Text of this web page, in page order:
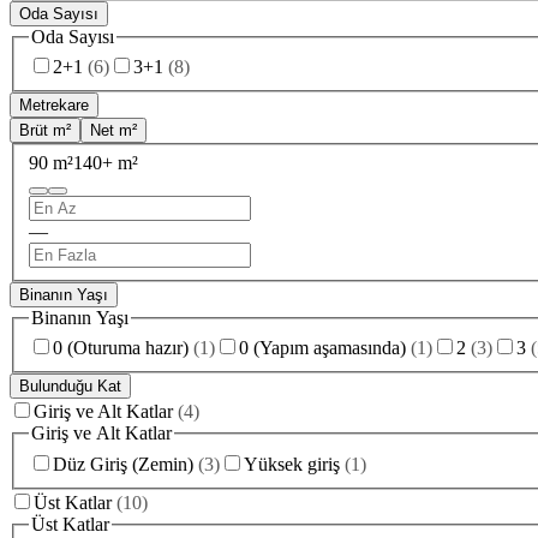
Oda Sayısı
Oda Sayısı
2+1 (6) 3+1 (8)
Metrekare
Brüt m²
Net m²
90 m²140+ m²
—
Binanın Yaşı
Binanın Yaşı
0 (Oturuma hazır) (1) 0 (Yapım aşamasında) (1) 2 (3) 3 (
Bulunduğu Kat
Giriş ve Alt Katlar (4)
Giriş ve Alt Katlar
Düz Giriş (Zemin) (3) Yüksek giriş (1)
Üst Katlar (10)
Üst Katlar